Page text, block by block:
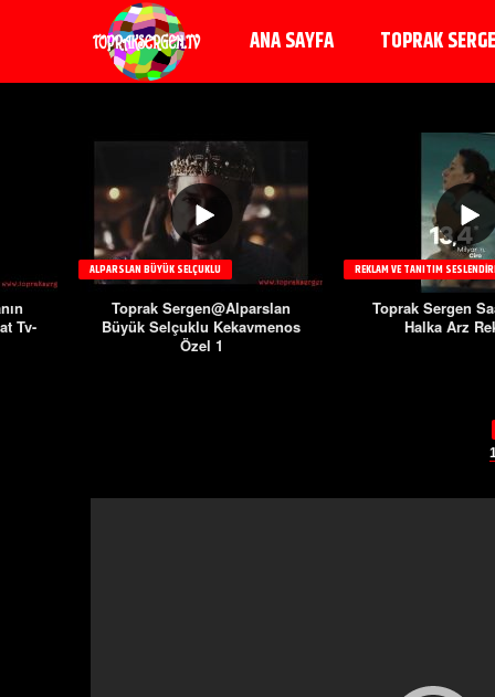
ANA SAYFA TOPRAK
Tv-
ALPARSLAN BÜYÜK SELÇUKLU
Toprak Sergen@Alparslan
Büyük Selçuklu Kekavmenos
Özel 1
REKLAM VE TANITIM
Toprak Sergen
Halka Arz